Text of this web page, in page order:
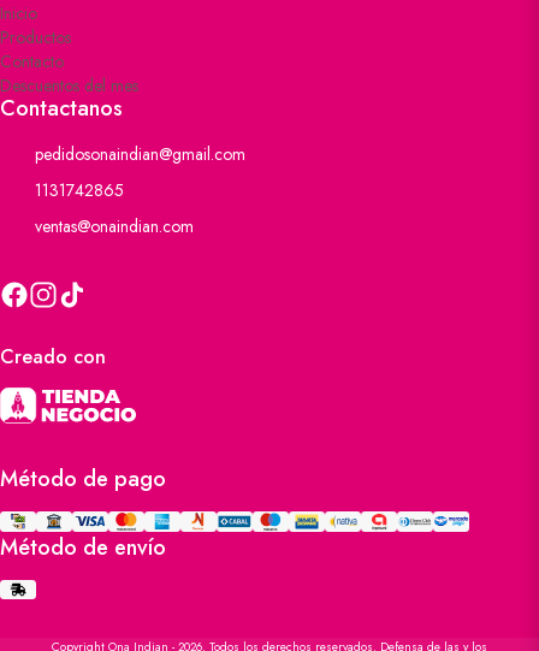
Inicio
Productos
Contacto
Descuentos del mes
Contactanos
pedidosonaindian@gmail.com
1131742865
ventas@onaindian.com
Creado con
Método de pago
Método de envío
Copyright Ona Indian - 2026. Todos los derechos reservados. Defensa de las y los